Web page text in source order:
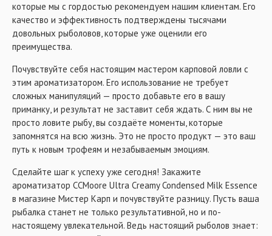
которые мы с гордостью рекомендуем нашим клиентам. Его
качество и эффективность подтверждены тысячами
довольных рыболовов, которые уже оценили его
преимущества.
Почувствуйте себя настоящим мастером карповой ловли с
этим ароматизатором. Его использование не требует
сложных манипуляций — просто добавьте его в вашу
приманку, и результат не заставит себя ждать. С ним вы не
просто ловите рыбу, вы создаёте моменты, которые
запомнятся на всю жизнь. Это не просто продукт — это ваш
путь к новым трофеям и незабываемым эмоциям.
Сделайте шаг к успеху уже сегодня! Закажите
ароматизатор CCMoore Ultra Creamy Condensed Milk Essence
в магазине Мистер Карп и почувствуйте разницу. Пусть ваша
рыбалка станет не только результативной, но и по-
настоящему увлекательной. Ведь настоящий рыболов знает: